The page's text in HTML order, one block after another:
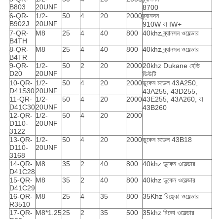
B803
20UNF
8700
6-QR-
B902J
1/2-
20UNF
50 4 20 2000ব্র্যানসন
910W বা IW+
7-QR-
B4TH
M8 25 4 40 800 40khz ব্র্যানসন ওয়েল্ডার
8-QR-
B4TR
M8 25 4 40 800 40khz ব্র্যানসন ওয়েল্ডার
9-QR-
D20
1/2-
20UNF
50 2 20 200020khz Dukane হেভি
ডিউটি
10-QR-
D41S30
1/2-
20UNF
50 4 20 2000ডুকেন মডেল 43A250,
43A255, 43D255,
43E255, 43A260, বা
43B260
11-QR-
D41C30
1/2-
20UNF
50 4 20 2000
12-QR-
D110-
3122
1/2-
20UNF
50 4 20 2000
13-QR-
D110-
3168
1/2-
20UNF
50 4 20 2000ডুকেন মডেল 43B18
14-QR-
D41C28
M8 35 2 40 800 40khz ডুকেন ওয়েল্ডার
15-QR-
D41C29
M8 35 2 40 800 40khz ডুকেন ওয়েল্ডার
16-QR-
R3510
M8 25 4 35 800 35Khz রিঙ্কো ওয়েল্ডার
17-QR- M8*1.2525 2 35 500 35khz রিকো ওয়েল্ডার